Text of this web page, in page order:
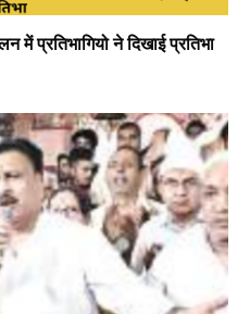
में प्रतिभागियो ने दिखाई प्रतिभा